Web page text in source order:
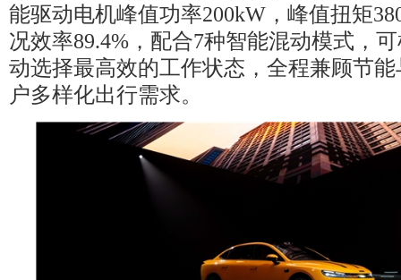
能驱动电机峰值功率200kW，峰值扭矩
况效率89.4%，配合7种智能混动模式，
动选择最高效的工作状态，全程兼顾节
户多样化出行需求。